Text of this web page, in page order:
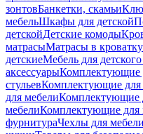
зонтовБанкетки, скамьи
мебельШкафы для детской
детскойДетские комоды
матрасыМатрасы в кроватку
детскиеМебель для детского
аксессуарыКомплектующие
стульевКомплектующие для
для мебелиКомплектующие
мебелиКомплектующие для
фурнитураЧехлы для мебели